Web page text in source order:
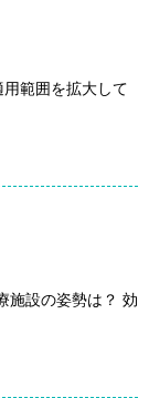
範囲を拡大して
施設の姿勢は？ 効